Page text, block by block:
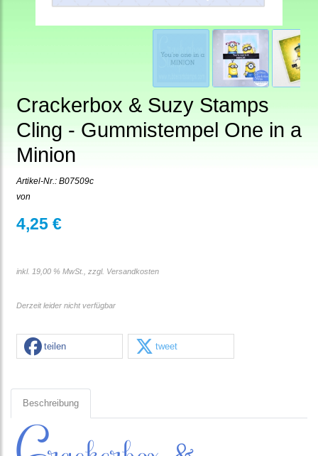
Crackerbox & Suzy Stamps
Cling - Gummistempel One in a
Minion
Artikel-Nr.: B07509c
von
4,25 €
inkl. 19,00 % MwSt., zzgl. Versandkosten
Derzeit leider nicht verfügbar
teilen tweet
Beschreibung